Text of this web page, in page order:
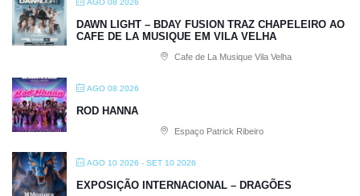
AGO 08 2026
DAWN LIGHT – BDAY FUSION TRAZ CHAPELEIRO AO
CAFE DE LA MUSIQUE EM VILA VELHA
Cafe de La Musique Vila Velha
AGO 08 2026
ROD HANNA
Espaço Patrick Ribeiro
AGO 10 2026 - SET 10 2026
EXPOSIÇÃO INTERNACIONAL – DRAGÕES